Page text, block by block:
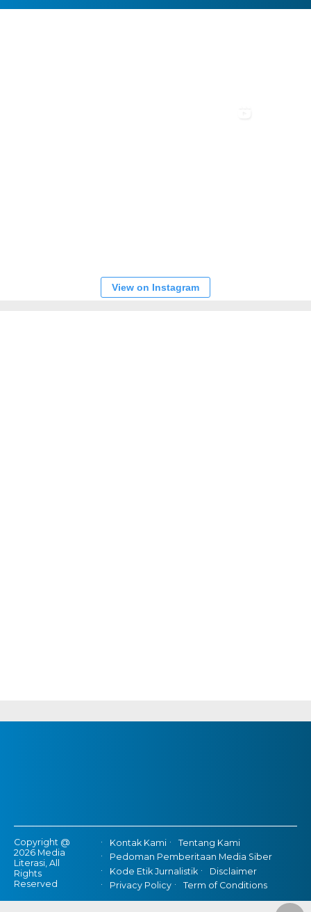
View on Instagram
Copyright @
2026 Media
Literasi, All
Rights
Reserved
Kontak Kami
Tentang Kami
Pedoman Pemberitaan Media Siber
Kode Etik Jurnalistik
Disclaimer
Privacy Policy
Term of Conditions